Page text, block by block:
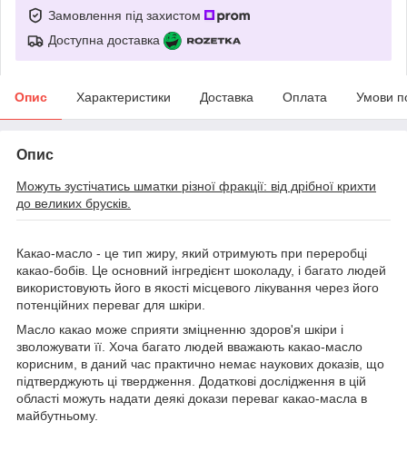
Замовлення під захистом
Доступна доставка
Опис Характеристики Доставка Оплата Умови
Опис
Можуть зустічатись шматки різної фракції: від дрібної крихти
до великих брусків.
Какао-масло - це тип жиру, який отримують при переробці
какао-бобів. Це основний інгредієнт шоколаду, і багато людей
використовують його в якості місцевого лікування через його
потенційних переваг для шкіри.
Масло какао може сприяти зміцненню здоров'я шкіри і
зволожувати її. Хоча багато людей вважають какао-масло
корисним, в даний час практично немає наукових доказів, що
підтверджують ці твердження. Додаткові дослідження в цій
області можуть надати деякі докази переваг какао-масла в
майбутньому.